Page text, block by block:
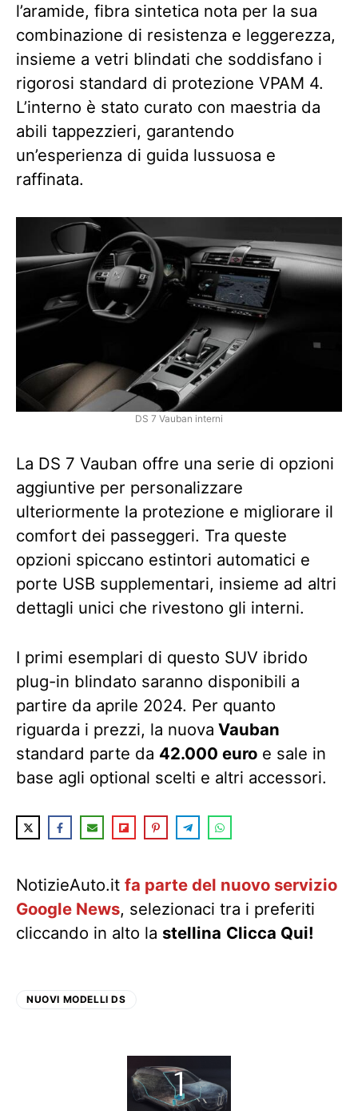
l’aramide, fibra sintetica nota per la sua
combinazione di resistenza e leggerezza,
insieme a vetri blindati che soddisfano i
rigorosi standard di protezione VPAM 4.
L’interno è stato curato con maestria da
abili tappezzieri, garantendo
un’esperienza di guida lussuosa e
raffinata.
DS 7 Vauban interni
La DS 7 Vauban offre una serie di opzioni
aggiuntive per personalizzare
ulteriormente la protezione e migliorare il
comfort dei passeggeri. Tra queste
opzioni spiccano estintori automatici e
porte USB supplementari, insieme ad altri
dettagli unici che rivestono gli interni.
I primi esemplari di questo SUV ibrido
plug-in blindato saranno disponibili a
partire da aprile 2024. Per quanto
riguarda i prezzi, la nuova Vauban
standard parte da 42.000 euro e sale in
base agli optional scelti e altri accessori.
NotizieAuto.it fa parte del nuovo servizio
Google News, selezionaci tra i preferiti
cliccando in alto la stellina Clicca Qui!
NUOVI MODELLI DS